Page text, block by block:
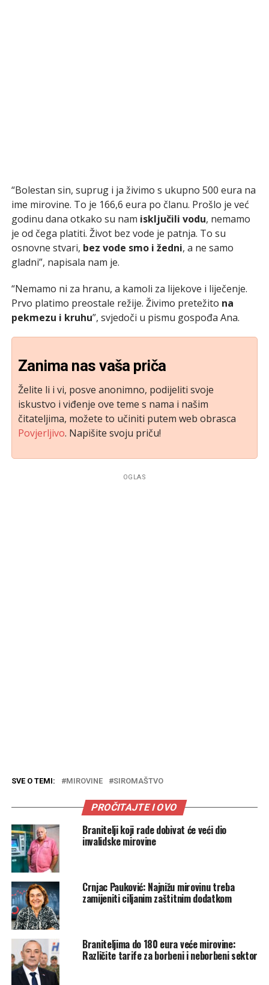
“Bolestan sin, suprug i ja živimo s ukupno 500 eura na
ime mirovine. To je 166,6 eura po članu. Prošlo je već
godinu dana otkako su nam isključili vodu, nemamo
je od čega platiti. Život bez vode je patnja. To su
osnovne stvari, bez vode smo i žedni, a ne samo
gladni”, napisala nam je.
“Nemamo ni za hranu, a kamoli za lijekove i liječenje.
Prvo platimo preostale režije. Živimo pretežito na
pekmezu i kruhu”, svjedoči u pismu gospođa Ana.
Zanima nas vaša priča
Želite li i vi, posve anonimno, podijeliti svoje
iskustvo i viđenje ove teme s nama i našim
čitateljima, možete to učiniti putem web obrasca
Povjerljivo. Napišite svoju priču!
OGLAS
SVE O TEMI: MIROVINE SIROMAŠTVO
PROČITAJTE I OVO
Branitelji koji rade dobivat će veći dio
invalidske mirovine
Crnjac Pauković: Najnižu mirovinu treba
zamijeniti ciljanim zaštitnim dodatkom
Braniteljima do 180 eura veće mirovine:
Različite tarife za borbeni i neborbeni sektor